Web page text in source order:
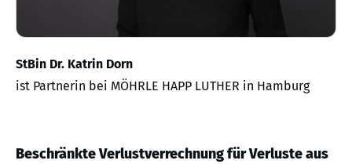
StBin Dr. Katrin Dorn
ist Partnerin bei MÖHRLE HAPP LUTHER in Hamburg
Beschränkte Verlustverrechnung für Verluste aus